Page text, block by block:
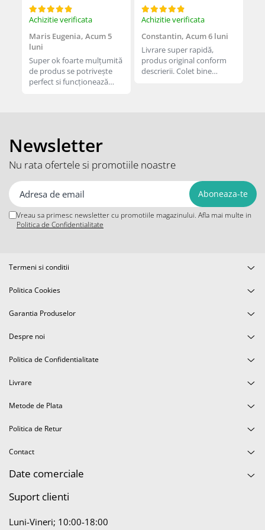
Apple Watch 5 (40mm)
Apple Watch 5 (44mm)
Apple Watch 6 (40mm)
Apple Watch 6 (44mm)
Apple Watch 7 (41mm)
Apple Watch 7 (45mm)
Apple Watch 9 (45mm)
Apple Watch SE (44mm)
Apple Watch SE 2 (40mm)
Apple Watch SE 2 (44mm)
Apple Watch SE 3 (40mm)
Baterii iWatch
Baterii MacBook
Piese MacBook
Achizitie verificata
Maris Eugenia, Acum 5
luni
Super ok foarte mulțumită
de produs se potrivește
perfect si funcționează
Achizitie verificata
Constantin, Acum 6 luni
Livrare super rapidă,
produs original conform
descrierii. Colet bine
Newsletter
Nu rata ofertele si promotiile noastre
Vreau sa primesc newsletter cu promotiile magazinului. Afla mai multe in
Politica de Confidentialitate
Termeni si conditii
Politica Cookies
Garantia Produselor
Despre noi
Politica de Confidentialitate
Livrare
Metode de Plata
Politica de Retur
Contact
Date comerciale
Suport clienti
Luni-Vineri; 10:00-18:00